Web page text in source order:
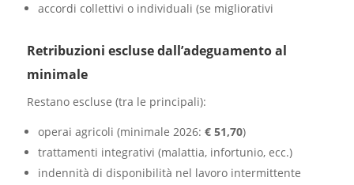
accordi collettivi o individuali (se migliorativi
Retribuzioni escluse dall’adeguamento al
minimale
Restano escluse (tra le principali):
operai agricoli (minimale 2026: € 51,70)
trattamenti integrativi (malattia, infortunio, ecc.)
indennità di disponibilità nel lavoro intermittente